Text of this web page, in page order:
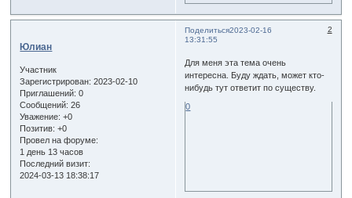
Поделиться 2
2023-02-16
13:31:55
Юлиан
Участник
Зарегистрирован: 2023-02-10
Приглашений: 0
Сообщений: 26
Уважение: +0
Позитив: +0
Провел на форуме:
1 день 13 часов
Последний визит:
2024-03-13 18:38:17
Для меня эта тема очень
интересна. Буду ждать, может кто-
нибудь тут ответит по существу.
0